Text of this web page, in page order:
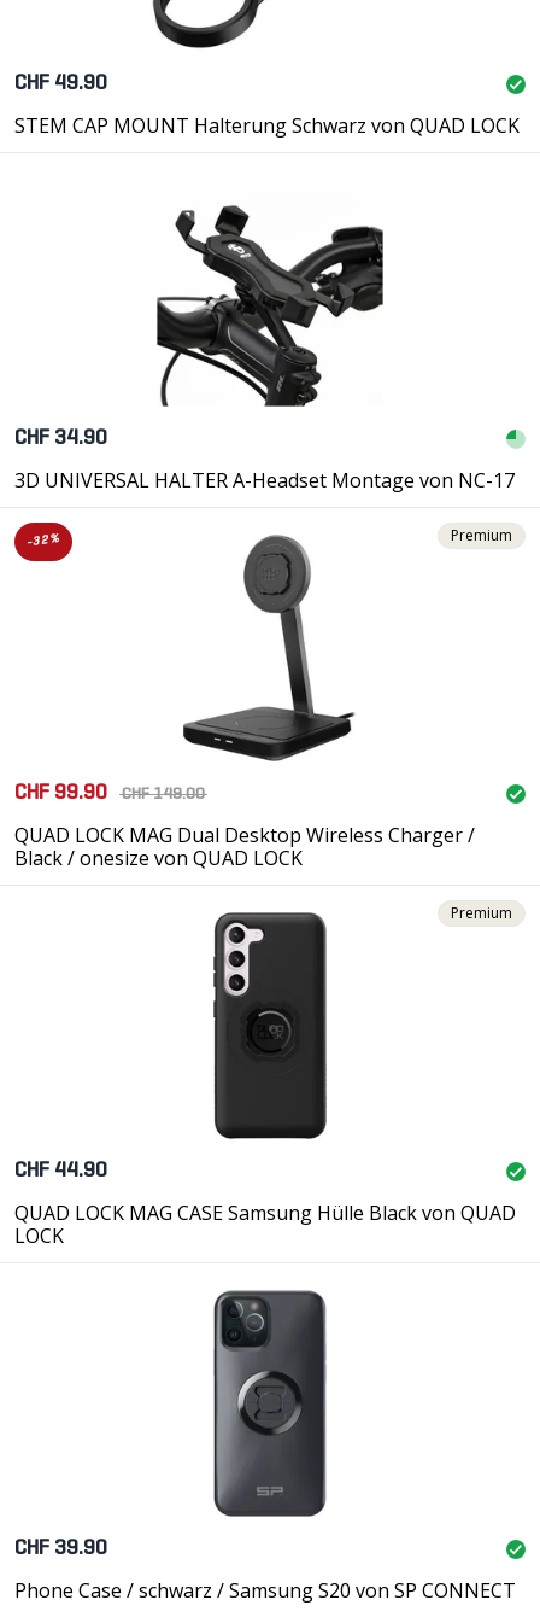
CHF 49.90
STEM CAP MOUNT Halterung Schwarz von QUAD LOCK
CHF 34.90
3D UNIVERSAL HALTER A-Headset Montage von NC-17
-32% Premium
CHF 99.90 CHF 149.00
QUAD LOCK MAG Dual Desktop Wireless Charger /
Black / onesize von QUAD LOCK
Premium
CHF 44.90
QUAD LOCK MAG CASE Samsung Hülle Black von QUAD
LOCK
CHF 39.90
Phone Case / schwarz / Samsung S20 von SP CONNECT